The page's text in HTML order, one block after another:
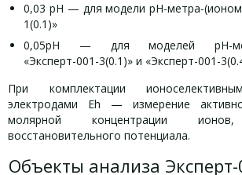
0,03 рН — для модели рН-метра-
1(0.1)»
0,05рН — для моделей рН-
«Эксперт-001-3(0.1)» и «Эксперт-001-
При комплектации
электродами Eh — измерение
молярной концентрации ионов,
восстановительного потенциала.
Объекты анализа